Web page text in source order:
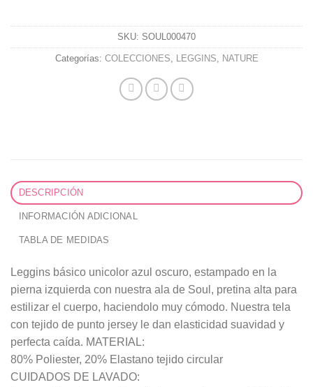
SKU: SOUL000470
Categorías: COLECCIONES LEGGINS NATURE
DESCRIPCIÓN
INFORMACIÓN ADICIONAL
TABLA DE MEDIDAS
Leggins básico unicolor azul oscuro, estampado en la
pierna izquierda con nuestra ala de Soul, pretina alta para
estilizar el cuerpo, haciendolo muy cómodo. Nuestra tela
con tejido de punto jersey le dan elasticidad suavidad y
perfecta caída. MATERIAL:
80% Poliester, 20% Elastano tejido circular
CUIDADOS DE LAVADO: